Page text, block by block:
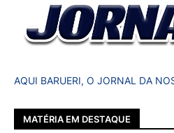
AQUI BARUERI, O JORNAL DA
MATÉRIA EM DESTAQUE